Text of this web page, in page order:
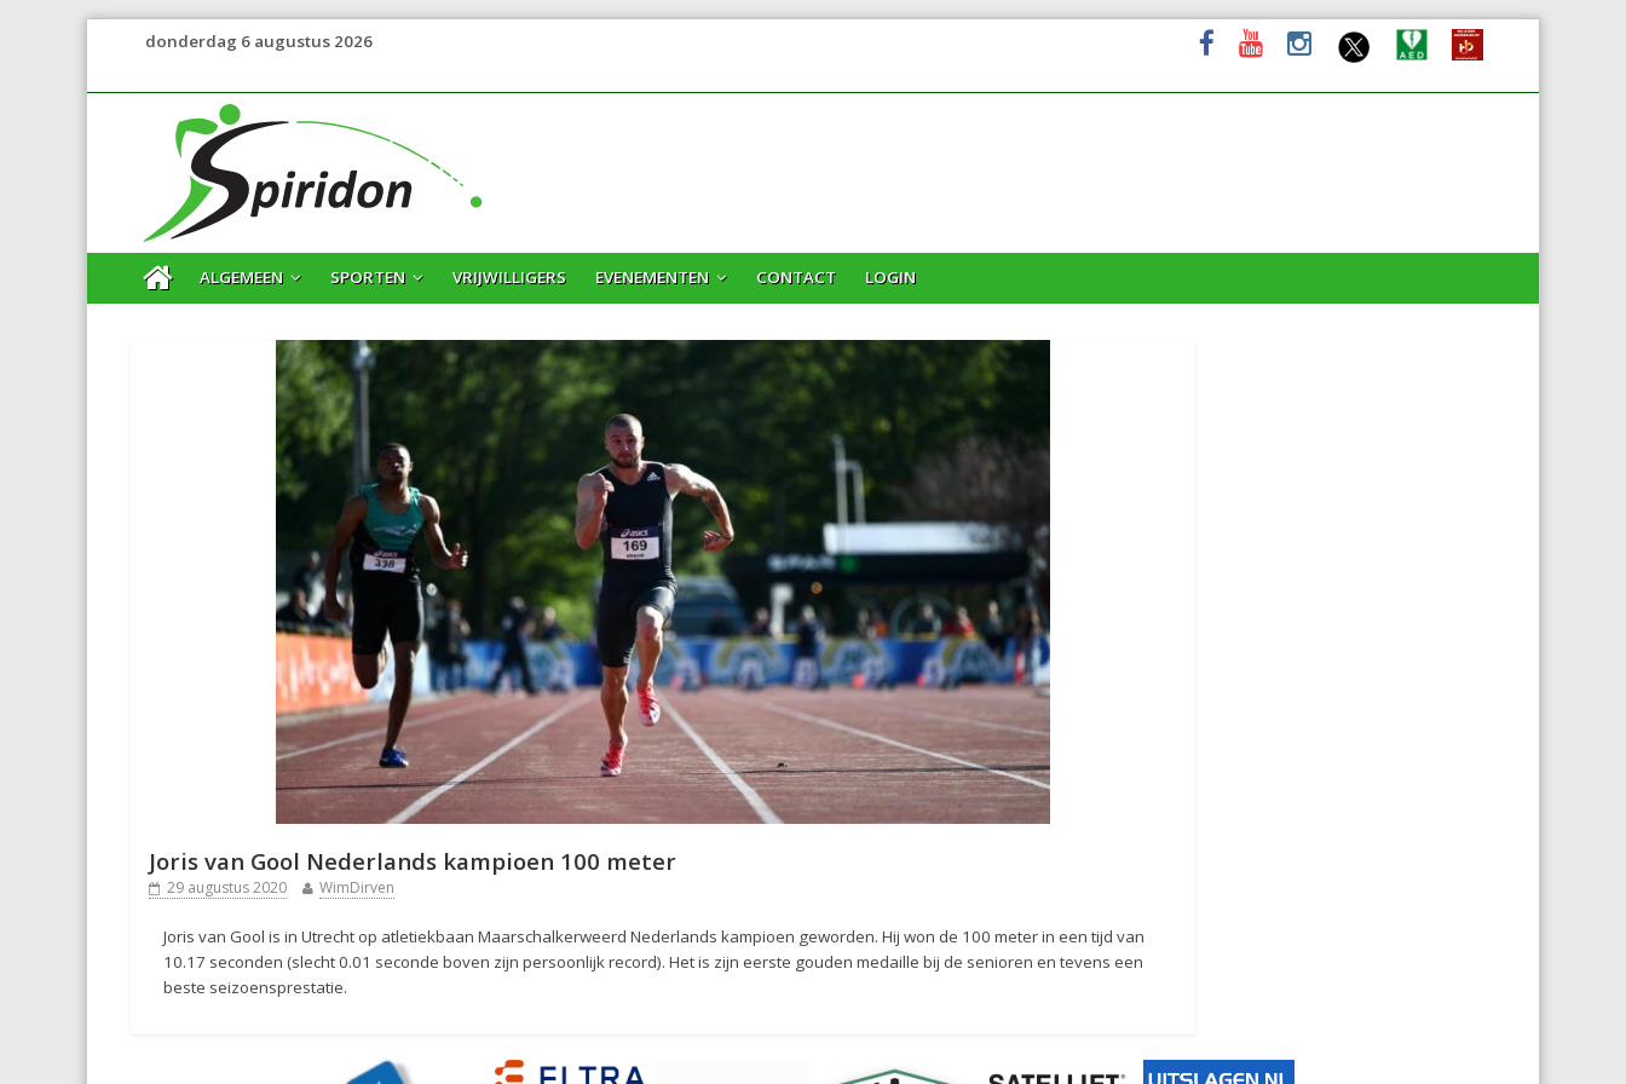
donderdag 6 augustus 2026
ALGEMEEN SPORTEN VRIJWILLIGERS EVENEMENTEN CONTACT LOGIN
Joris van Gool Nederlands kampioen 100 meter
29 augustus 2020 WimDirven
Joris van Gool is in Utrecht op atletiekbaan Maarschalkerweerd Nederlands kampioen geworden. Hij won de 100 meter in een tijd van
10.17 seconden (slecht 0.01 seconde boven zijn persoonlijk record). Het is zijn eerste gouden medaille bij de senioren en tevens een
beste seizoensprestatie.